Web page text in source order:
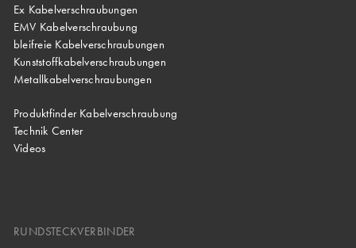
Ex Kabelverschraubungen
EMV Kabelverschraubung
bleifreie Kabelverschraubungen
Kunststoffkabelverschraubungen
Metallkabelverschraubungen
Produktfinder Kabelverschraubung
Technik Center
Videos
RUNDSTECKVERBINDER